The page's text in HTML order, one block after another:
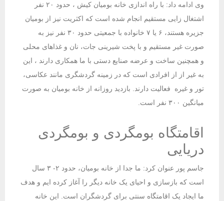
وی ادامه داد: با راه اندازی خانه بومیان کیش ، حدود ۲۰ نفر
اشتغال زایی مستقیم انجام شده است که اکثریت نیز از بومیان
جزیره هستند، ۶ یا ۷ خانواده با جمعیتی حدود ۳۰ نفر نیز به
صورت غیر مستقیم و با پخت شیرینی جات، نان و غذاهای محلی
و همچنین ساخت و عرضه صنایع دستی با ما همکاری دارند ، این
به غیر از از افرادی است که در زمینه گردشگری مانند عکاسی،
تور و غیره فعالیت دارند. بازدید روزانه از خانه بومیان به صورت
میانگین ۳۰۰ نفر است.
اقامتگاه بومگردی و بومگردی
دریایی
جاسم پور عنوان کرد: ما جدا از خانه بومیان، حدود ۲- ۳ سال
است که بازسازی و احیای یک خانه دیگر را آغاز کرده ایم و هدف
ما ایجاد یک اقامتگاه سنتی برای گردشگران است. این خانه